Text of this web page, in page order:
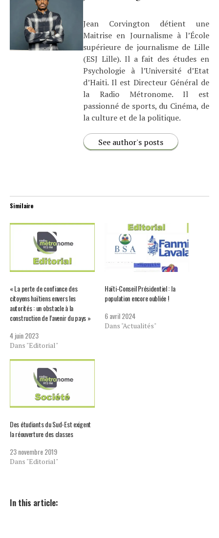
Jean Corvington détient une
Maitrise en Journalisme à l’École
supérieure de journalisme de Lille
(ESJ Lille). Il a fait des études en
Psychologie à l’Université d’Etat
d’Haiti. Il est Directeur Général de
la Radio Métronome. Il est
passionné de sports, du Cinéma, de
la culture et de la politique.
See author's posts
Similaire
« La perte de confiance des
citoyens haïtiens envers les
autorités : un obstacle à la
construction de l’avenir du pays »
4 juin 2023
Dans "Editorial"
Haïti-Conseil Présidentiel : la
population encore oubliée !
6 avril 2024
Dans "Actualités"
Des étudiants du Sud-Est exigent
la réouverture des classes
23 novembre 2019
Dans "Editorial"
In this article: